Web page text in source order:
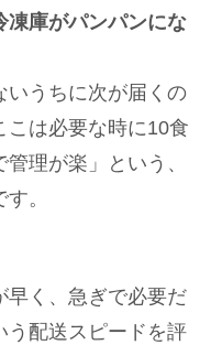
凍庫がパンパンにな
いうちに次が届くの
こは必要な時に10食
理が楽」という、
。
早く、急ぎで必要だ
う配送スピードを評